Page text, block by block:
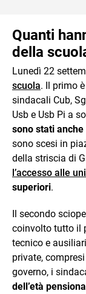
Quanti
della
Lunedì 22
scuola. Il primo
sindacali Cub,
Usb e Usb Pi a
sono stati
sono scesi in
della striscia di
l’accesso alle
superiori.
Il secondo
coinvolto tutto il
tecnico e
private,
governo, i
dell’età